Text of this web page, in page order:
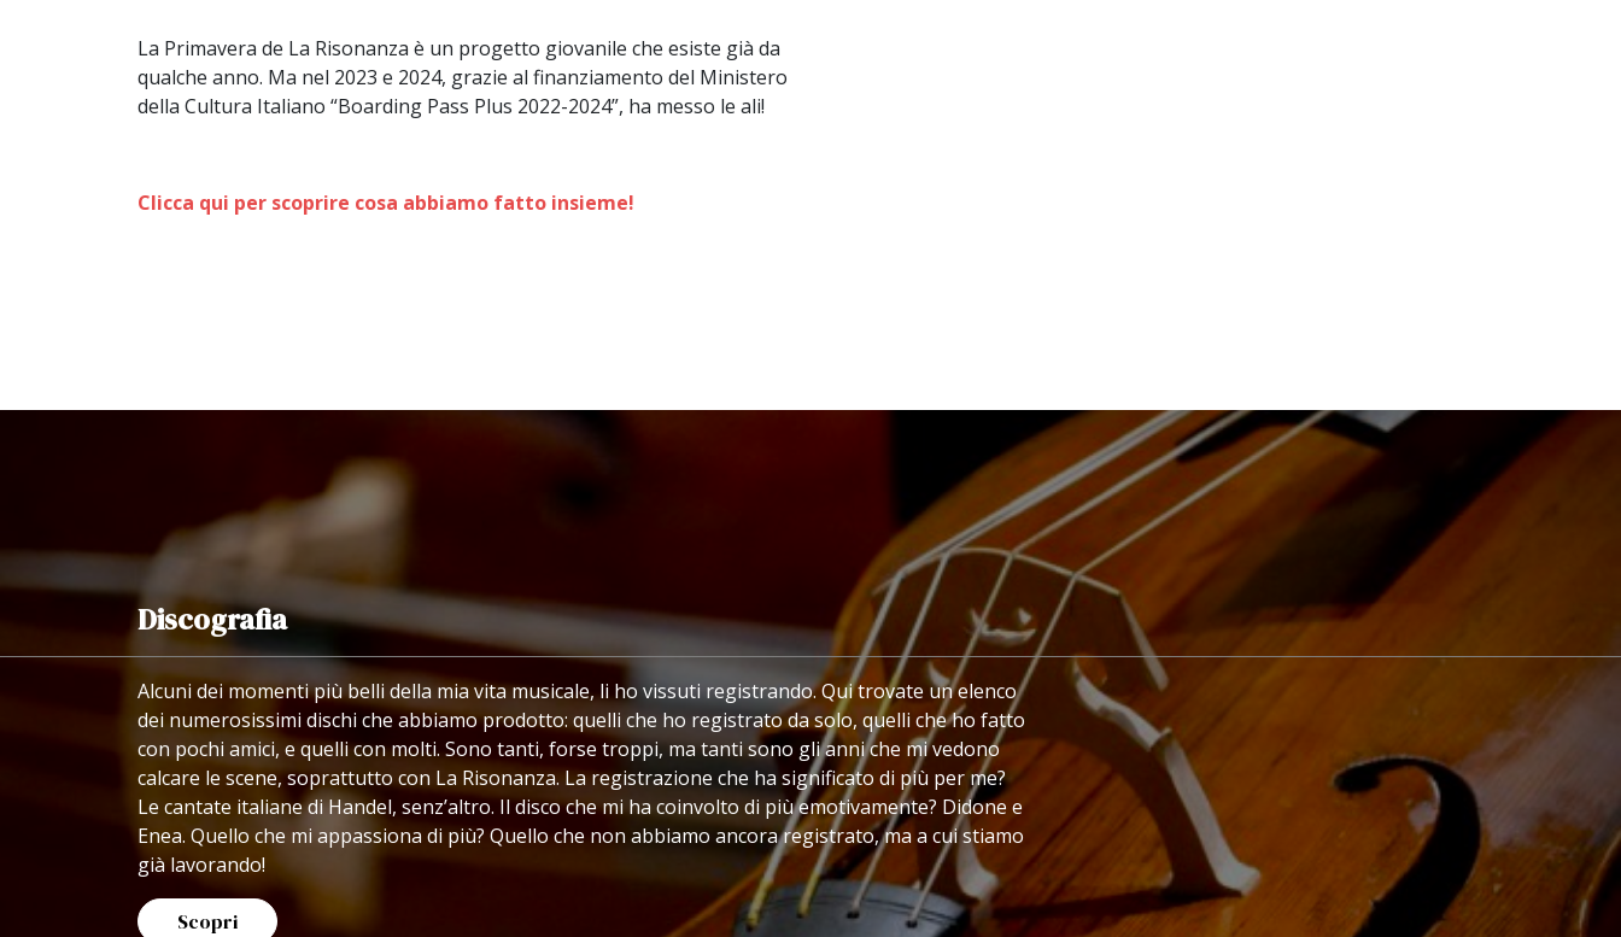
La Primavera de La Risonanza è un progetto giovanile che esiste già da
qualche anno. Ma nel 2023 e 2024, grazie al finanziamento del Ministero
della Cultura Italiano “Boarding Pass Plus 2022-2024”, ha messo le ali!
Clicca qui per scoprire cosa abbiamo fatto insieme!
Discografia
Alcuni dei momenti più belli della mia vita musicale, li ho vissuti registrando. Qui trovate un elenco
dei numerosissimi dischi che abbiamo prodotto: quelli che ho registrato da solo, quelli che ho fatto
con pochi amici, e quelli con molti. Sono tanti, forse troppi, ma tanti sono gli anni che mi vedono
calcare le scene, soprattutto con La Risonanza. La registrazione che ha significato di più per me?
Le cantate italiane di Handel, senz’altro. Il disco che mi ha coinvolto di più emotivamente? Didone e
Enea. Quello che mi appassiona di più? Quello che non abbiamo ancora registrato, ma a cui stiamo
già lavorando!
Scopri